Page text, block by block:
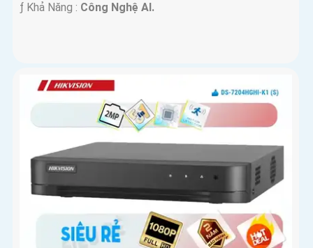
️ƒ Khả Năng : Công Nghệ AI.